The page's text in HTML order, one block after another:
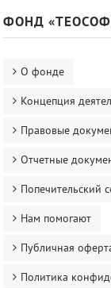
ФОНД
О фонде
Концепция
Правовые
Отчетные
Попечительский
Нам помогают
Публичная
Политика